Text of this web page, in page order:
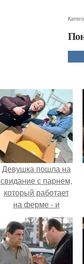
Девушка пошла на
свидание с парнем,
который работает
на ферме - и
вернулась домой с
подарком, который
точно не влезет в
дамскую сумочку.